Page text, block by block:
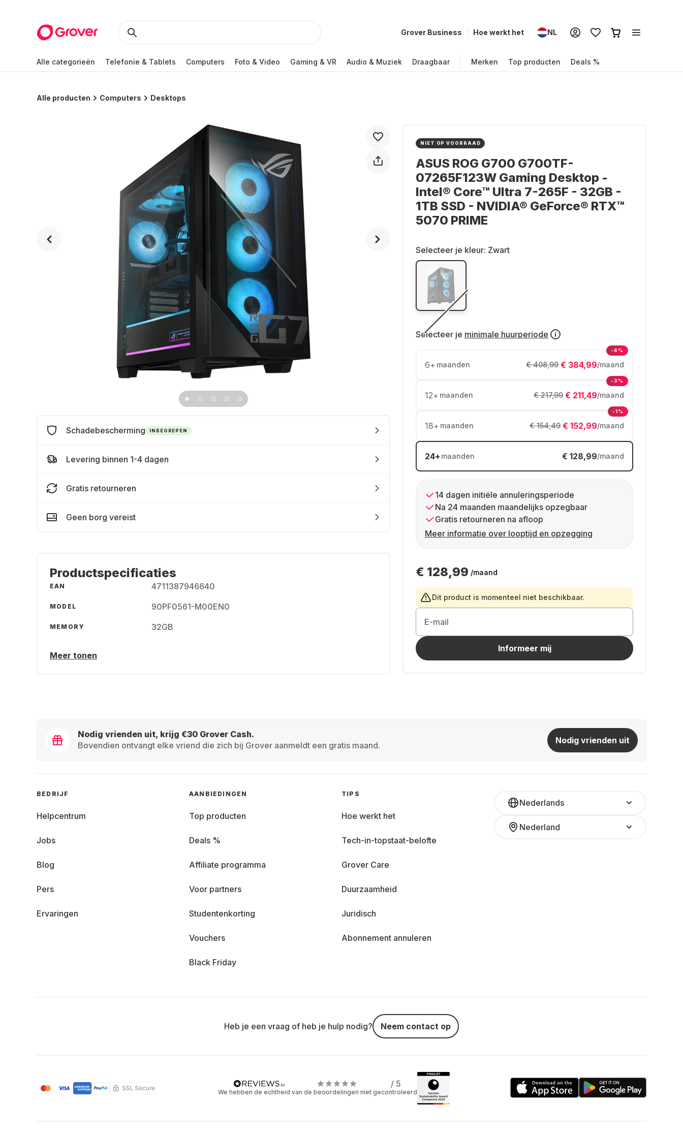
Grover Business Hoe werkt het NL
Alle categorieën Telefonie & Tablets Computers Foto & Video Gaming & VR Audio & Muziek Draagbaar Merken Top producten Deals %
Alle producten Computers Desktops
NIET OP VOORRAAD
ASUS ROG G700 G700TF-
07265F123W Gaming Desktop -
Intel® Core™ Ultra 7-265F - 32GB -
1TB SSD - NVIDIA® GeForce® RTX™
5070 PRIME
Selecteer je kleur: Zwart
Selecteer je minimale huurperiode
6+ maanden € 384,99/maand
€ 408,99
-6%
12+ maanden € 211,49/maand
€ 217,99
-3%
18+ maanden € 152,99/maand
€ 154,49
-1%
24+ maanden € 128,99/maand
14 dagen initiële annuleringsperiode
Na 24 maanden maandelijks opzegbaar
Gratis retourneren na afloop
Meer informatie over looptijd en opzegging
€ 128,99 /maand
Dit product is momenteel niet beschikbaar.
E-mail
Informeer mij
Schadebescherming INBEGREPEN
Levering binnen 1-4 dagen
Gratis retourneren
Geen borg vereist
Productspecificaties
EAN 4711387946640
MODEL 90PF0561-M00EN0
MEMORY 32GB
Meer tonen
Nodig vrienden uit, krijg €30 Grover Cash.
Bovendien ontvangt elke vriend die zich bij Grover aanmeldt een gratis maand.
Nodig vrienden uit
Nederlands
Nederland
BEDRIJF
Helpcentrum
Jobs
Blog
Pers
Ervaringen
AANBIEDINGEN
Top producten
Deals %
Affiliate programma
Voor partners
Studentenkorting
Vouchers
Black Friday
TIPS
Hoe werkt het
Tech-in-topstaat-belofte
Grover Care
Duurzaamheid
Juridisch
Abonnement annuleren
Heb je een vraag of heb je hulp nodig? Neem contact op
/ 5
We hebben de echtheid van de beoordelingen niet gecontroleerd